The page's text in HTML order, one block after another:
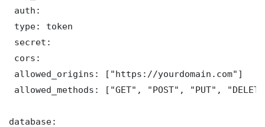
auth:
type: token
secret:
cors:
allowed_origins: ["https://yourdomain.com"]
allowed_methods: ["GET", "POST", "PUT",
database: